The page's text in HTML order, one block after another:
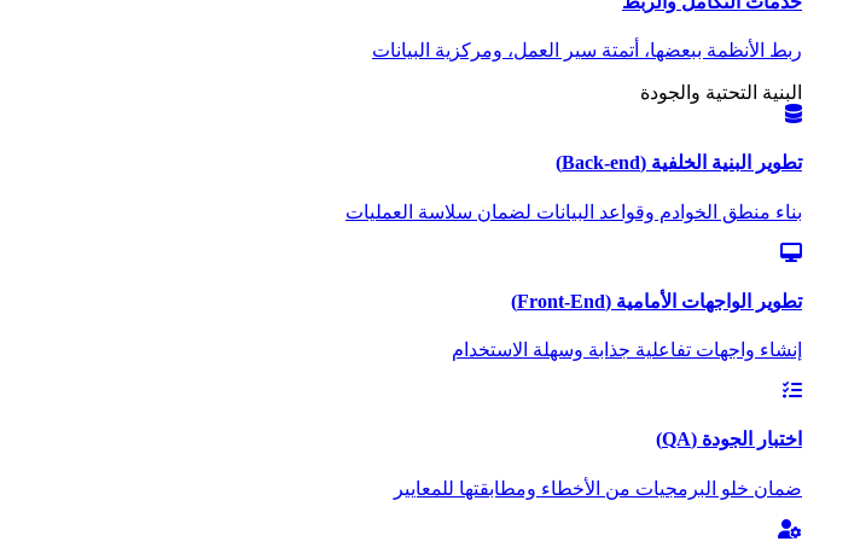
ربط الأنظمة ببعضها، أتمتة سير العمل، ومركزية البيانات
البنية التحتية والجودة
تطوير البنية الخلفية (Back-end)
بناء منطق الخوادم وقواعد البيانات لضمان سلاسة العمليات
تطوير الواجهات الأمامية (Front-End)
إنشاء واجهات تفاعلية جذابة وسهلة الاستخدام
اختبار الجودة (QA)
ضمان خلو البرمجيات من الأخطاء ومطابقتها للمعايير